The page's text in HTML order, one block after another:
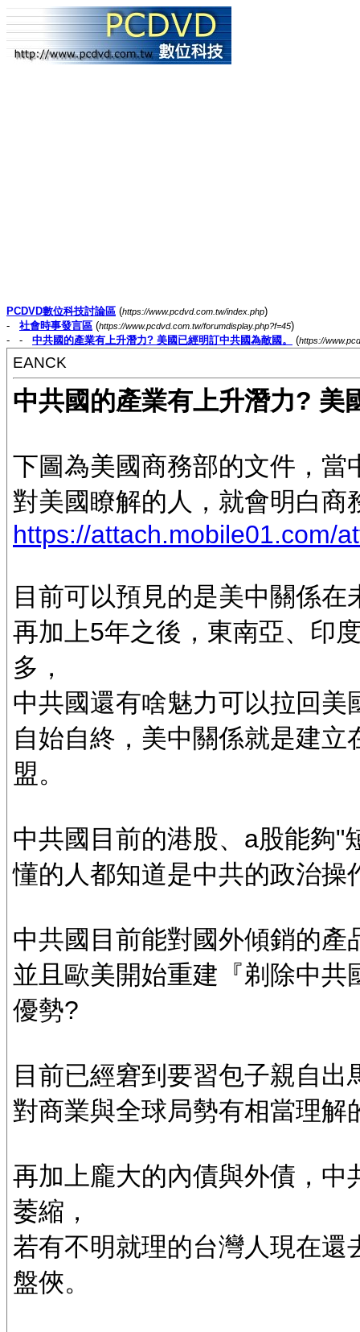
PCDVD數位科技討論區 (https://www.pcdvd.com.tw/index.php)
- 社會時事發言區 (https://www.pcdvd.com.tw/forumdisplay.php?f=45)
- - 中共國的產業有上升潛力? 美國已經明訂中共國為敵國。 (https://
EANCK
中共國的產業有上升潛力? 美
下圖為美國商務部的文件，
對美國瞭解的人，就會明白商
https://attach.mobile01.com/
目前可以預見的是美中關係
再加上5年之後，東南亞、印
多，
中共國還有啥魅力可以拉回美
自始自終，美中關係就是建
盟。
中共國目前的港股、a股能夠"
懂的人都知道是中共的政治
中共國目前能對國外傾銷的產
並且歐美開始重建『剃除中
優勢?
目前已經窘到要習包子親自
對商業與全球局勢有相當理解
再加上龐大的內債與外債，
萎縮，
若有不明就理的台灣人現在
盤俠。